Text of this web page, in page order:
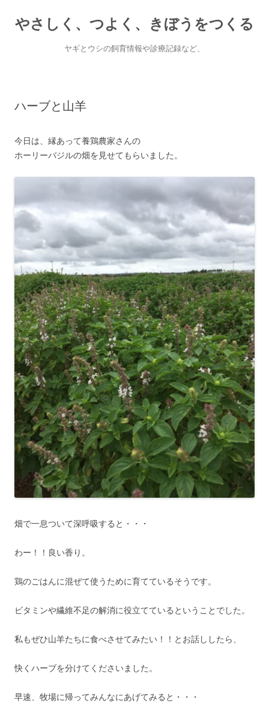
やさしく、つよく、きぼうをつくる
ヤギとウシの飼育情報や診療記録など、
ハーブと山羊
今日は、縁あって養鶏農家さんの
ホーリーバジルの畑を見せてもらいました。
畑で一息ついて深呼吸すると・・・
わー！！良い香り。
鶏のごはんに混ぜて使うために育てているそうです。
ビタミンや繊維不足の解消に役立てているということでした。
私もぜひ山羊たちに食べさせてみたい！！とお話ししたら、
快くハーブを分けてくださいました。
早速、牧場に帰ってみんなにあげてみると・・・